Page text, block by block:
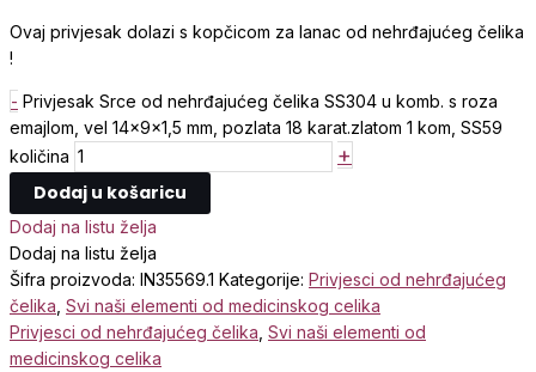
Ovaj privjesak dolazi s kopčicom za lanac od nehrđajućeg čelika
!
- Privjesak Srce od nehrđajućeg čelika SS304 u komb. s roza
emajlom, vel 14x9x1,5 mm, pozlata 18 karat.zlatom 1 kom, SS59
količina
+
Dodaj u košaricu
Dodaj na listu želja
Dodaj na listu želja
Šifra proizvoda: IN35569.1 Kategorije: Privjesci od nehrđajućeg
čelika Svi naši elementi od medicinskog celika
Privjesci od nehrđajućeg čelika Svi naši elementi od
medicinskog celika